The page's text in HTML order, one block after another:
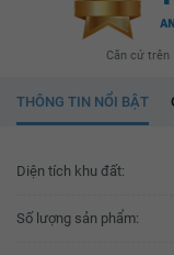
Căn cứ trên
THÔNG TIN NỔI BẬT
Diện tích khu đất:
Số lượng sản phẩm: